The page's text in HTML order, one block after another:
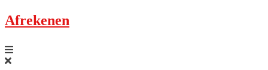
Afrekenen